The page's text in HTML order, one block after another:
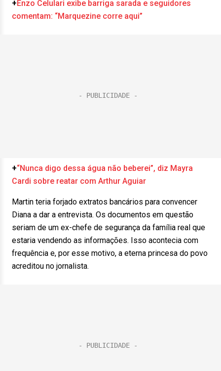
+Enzo Celulari exibe barriga sarada e seguidores
comentam: “Marquezine corre aqui”
+“Nunca digo dessa água não beberei”, diz Mayra
Cardi sobre reatar com Arthur Aguiar
Martin teria forjado extratos bancários para convencer
Diana a dar a entrevista. Os documentos em questão
seriam de um ex-chefe de segurança da família real que
estaria vendendo as informações. Isso acontecia com
frequência e, por esse motivo, a eterna princesa do povo
acreditou no jornalista.